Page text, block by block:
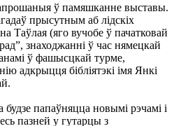
ў памяшканне выставы.
прысутным аб лідскіх
Таўлая (яго вучобе ў пачатковай
знаходжанні ў час нямецкай
ў фашысцкай турме,
адкрыцця бібліятэкі імя Янкі
папаўняцца новымі рэчамі і
пазней у гутарцы з